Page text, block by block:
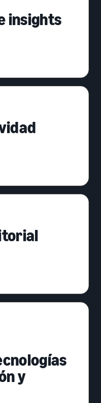
insights
y